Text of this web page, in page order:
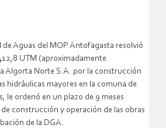
de Aguas del MOP Antofagasta resolvió
UTM (aproximadamente
Algorta Norte S.A. por la construcción
hidráulicas mayores en la comuna de
le ordenó en un plazo de 9 meses
construcción y operación de las obras
de la DGA.